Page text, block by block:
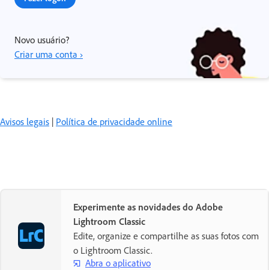
Novo usuário?
Criar uma conta ›
Avisos legais | Política de privacidade online
Experimente as novidades do Adobe
Lightroom Classic
Edite, organize e compartilhe as suas fotos com
o Lightroom Classic.
Abra o aplicativo